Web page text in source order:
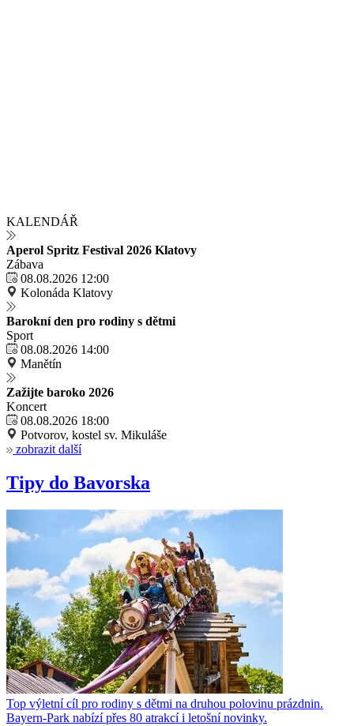
KALENDÁŘ
Aperol Spritz Festival 2026 Klatovy
Zábava
08.08.2026 12:00
Kolonáda Klatovy
Barokní den pro rodiny s dětmi
Sport
08.08.2026 14:00
Manětín
Zažijte baroko 2026
Koncert
08.08.2026 18:00
Potvorov, kostel sv. Mikuláše
zobrazit další
Tipy do Bavorska
Top výletní cíl pro rodiny s dětmi na druhou polovinu prázdnin.
Bayern-Park nabízí přes 80 atrakcí i letošní novinky.